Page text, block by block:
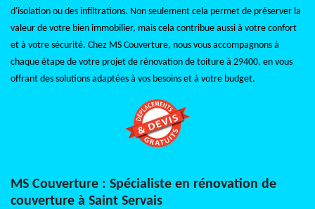
d'isolation ou des infiltrations. Non seulement cela permet de préserver la
valeur de votre bien immobilier, mais cela contribue aussi à votre confort
et à votre sécurité. Chez MS Couverture, nous vous accompagnons à
chaque étape de votre projet de rénovation de toiture à 29400, en vous
offrant des solutions adaptées à vos besoins et à votre budget.
MS Couverture : Spécialiste en rénovation de
couverture à Saint Servais